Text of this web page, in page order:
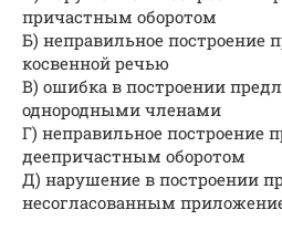
причастным оборотом
Б) неправильное построение
косвенной речью
В) ошибка в построении
однородными членами
Г) неправильное построение
деепричастным оборотом
Д) нарушение в построении
несогласованным